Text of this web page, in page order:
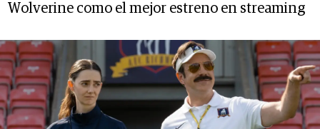
Wolverine como el mejor estreno en streaming